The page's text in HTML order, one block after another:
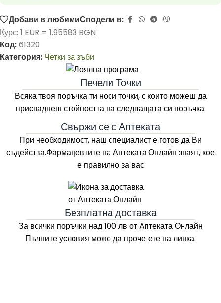
Добави в любимиСподели в:
Курс: 1 EUR = 1.95583 BGN
Код:61320
Категория: Четки за зъби
Печели Точки
Всяка твоя поръчка ти носи точки, с които можеш да
приспаднеш стойността на следващата си поръчка.
Свържи се с Аптеката
При необходимост, наш специалист е готов да Ви
съдейства.Фармацевтите наАптеката Онлайн знаят, кое
е правилно за вас
Безплатна доставка
За всички поръчки над 100 лв от Aптеката Онлайн
Пълните условия може да прочетете на линка.